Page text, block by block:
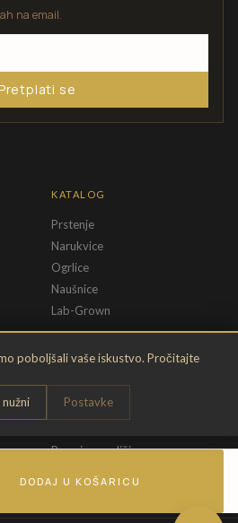
DODAJ U KOŠARICU
poboljšali vaše iskustvo. Pročitajte
nužni Postavke
na email.
se
KATALOG
Prstenje
Narukvice
Ogrlice
Naušnice
Lab-Grown
PRAVNE ODREDBE
Pravila privatnosti
Opći uvjeti
Promjena veličine